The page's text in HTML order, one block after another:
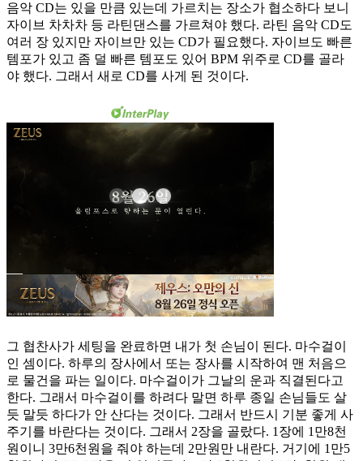
음악 CD는 있을 만큼 있는데 가르치는 장소가 협소하다 보니
자이브 차차차 등 라틴댄스를 가르쳐야 했다. 라틴 음악 CD도
여러 장 있지만 자이브만 있는 CD가 필요했다. 자이브도 빠른
템포가 있고 좀 덜 빠른 템포도 있어 BPM 위주로 CD를 골라
야 했다. 그래서 새로 CD를 사게 된 것이다.
그 협찬사가 세팅을 완료하면 내가 첫 손님이 된다. 마수걸이
인 셈이다. 하루의 장사에서 또는 장사를 시작하여 맨 처음으
로 물건을 파는 일이다. 마수걸이가 그날의 운과 직결된다고
한다. 그래서 마수걸이를 하려다 말면 하루 종일 손님들도 살
듯 말듯 하다가 안 산다는 것이다. 그래서 반드시 기분 좋게 사
주기를 바란다는 것이다. 그래서 2장을 골랐다. 1장에 1만8천
원이니 3만6천원을 줘야 하는데 2만원만 내란다. 거기에 1만5